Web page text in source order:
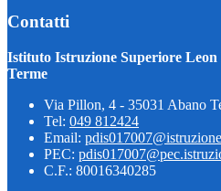
Contatti
Istituto Istruzione Superiore
Terme
Via Pillon, 4 - 35031 Abano
Tel: 049 812424
Email:
PEC:
C.F.: 80016340285